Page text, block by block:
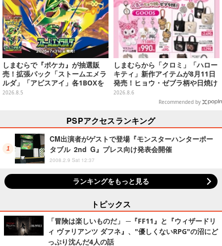
しまむらで『ポケカ』が抽選販
売！拡張パック「ストームエメラ
ルダ」「アビスアイ」各1BOXを
ラインナップ
2026.8.5
しまむらから「クロミ」「ハロー
キティ」新作アイテムが8月11日
発売！ヒョウ・ゼブラ柄や日焼け
デザインの可愛い雑貨・アパレル
2026.8.6
Recommended by
PSPアクセスランキング
CM出演者がゲストで登場『モンスターハンターポー
タブル 2nd G』プレス向け発表会開催
2008.2.9 Sat 12:37
ランキングをもっと見る
トピックス
「冒険は楽しいものだ」 ─『FF11』と『ウィザードリ
ィ ヴァリアンツ ダフネ』、"優しくないRPG"の沼にど
っぷり沈んだ4人の話